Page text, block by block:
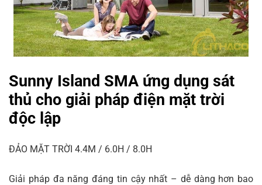
Sunny Island SMA ứng dụng sát
thủ cho giải pháp điện mặt trời
độc lập
ĐẢO MẶT TRỜI 4.4M / 6.0H / 8.0H
Giải pháp đa năng đáng tin cậy nhất – dễ dàng hơn bao